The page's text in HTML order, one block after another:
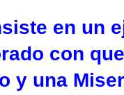
en un
con
y una